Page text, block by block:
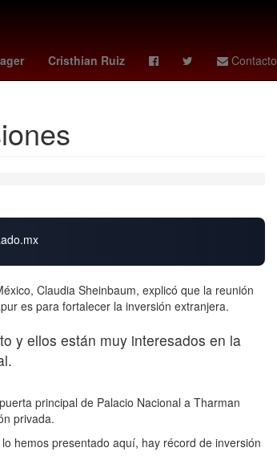
Cristhian Ruiz Contacto
deportivo cali - pasto
Claudia Sheinbaum, explicó que la reunión
es para fortalecer la inversión extranjera.
y ellos están muy interesados en la
principal de Palacio Nacional a Tharman
privada.
hemos presentado aquí, hay récord de inversión